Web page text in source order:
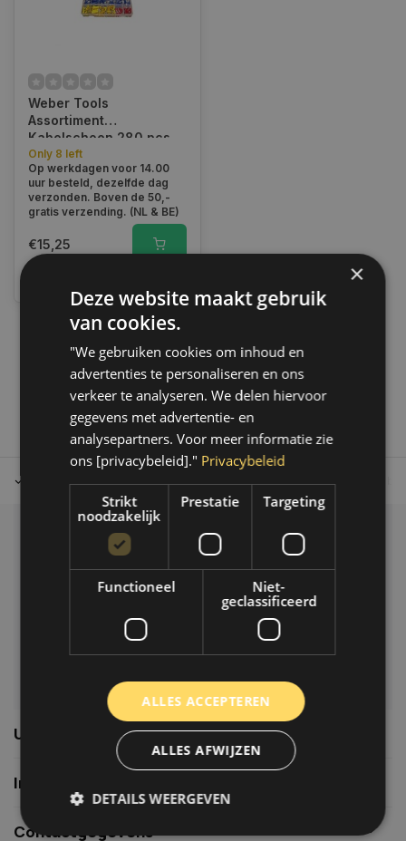
Weber Tools
Assortiment
Kabelschoen 280 pcs
FD-6051
Only 8 left
Op werkdagen voor 14.00
uur besteld, dezelfde dag
verzonden. Boven de 50,-
gratis verzending. (NL & BE)
€15,25
1
Tot 30 dagen retour sturen. Op werkdagen voor 14.00 uur
Klantenservice
Veelgestelde vragen
06-39119169
info@autoklusser.nl
Usefull links
Informatie
Contactgegevens
×
Deze website maakt gebruik
van cookies.
"We gebruiken cookies om inhoud en
advertenties te personaliseren en ons
verkeer te analyseren. We delen hiervoor
gegevens met advertentie- en
analysepartners. Voor meer informatie zie
ons [privacybeleid]." Privacybeleid
Strikt
noodzakelijk
Prestatie Targeting
Functioneel
Niet-
geclassificeerd
ALLES ACCEPTEREN
ALLES AFWIJZEN
DETAILS WEERGEVEN